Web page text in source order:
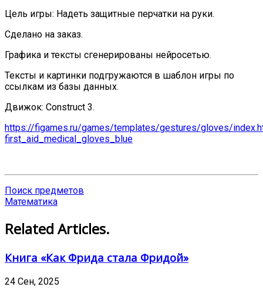
Цель игры: Надеть защитные перчатки на руки.
Сделано на заказ.
Графика и тексты сгенерированы нейросетью.
Тексты и картинки подгружаются в шаблон игры по
ссылкам из базы данных.
Движок: Construct 3.
https://figames.ru/games/templates/gestures/gloves/
first_aid_medical_gloves_blue
Поиск предметов
Математика
Related Articles.
Книга «Как Фрида стала Фридой»
24 Сен, 2025